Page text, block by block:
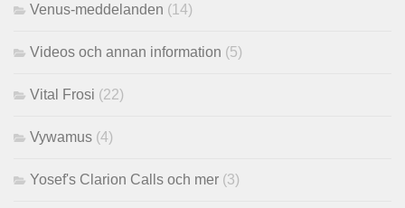
Venus-meddelanden (14)
Videos och annan information (5)
Vital Frosi (22)
Vywamus (4)
Yosef's Clarion Calls och mer (3)